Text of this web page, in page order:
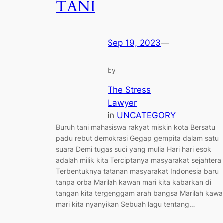
TANI
Sep 19, 2023—
by
The Stress
Lawyer
in UNCATEGORY
Buruh tani mahasiswa rakyat miskin kota Bersatu
padu rebut demokrasi Gegap gempita dalam satu
suara Demi tugas suci yang mulia Hari hari esok
adalah milik kita Terciptanya masyarakat sejahtera
Terbentuknya tatanan masyarakat Indonesia baru
tanpa orba Marilah kawan mari kita kabarkan di
tangan kita tergenggam arah bangsa Marilah
mari kita nyanyikan Sebuah lagu tentang…